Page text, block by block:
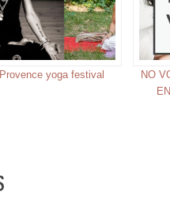
Provence yoga festival
NO